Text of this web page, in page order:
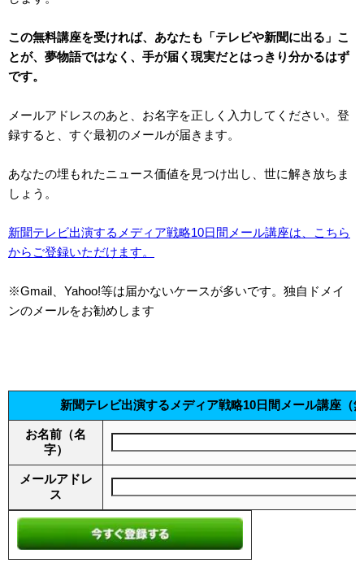
この無料講座を受ければ、あなたも「テレビや新聞に出る」こ
とが、夢物語ではなく、手が届く現実だとはっきり分かるはず
です。
メールアドレスのあと、お名字を正しく入力してください。登
録すると、すぐ最初のメールが届きます。
あなたの埋もれたニュース価値を見つけ出し、世に解き放ちま
しょう。
新聞テレビ出演するメディア戦略10日間メール講座は、こちら
からご登録いただけます。
※Gmail、Yahoo!等は届かないケースが多いです。独自ドメイ
ンのメールをお勧めします
新聞テレビ出演するメディア戦略10日間メール講座（
お名前（名
字）
メールアドレ
ス